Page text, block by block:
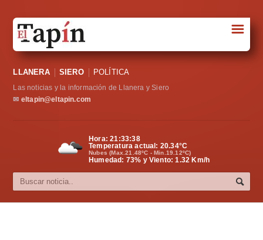
Sociedad
Política
Cultura
☰
LLANERA SIERO POLÍTICA
Las noticias y la información de Llanera y Siero
✉ eltapin@eltapin.com
Hora:21:33:39
Temperatura actual: 20.34°C
Nubes (Max.21.48ºC - Min.19.12ºC)
Humedad: 73% y Viento: 1.32 Km/h